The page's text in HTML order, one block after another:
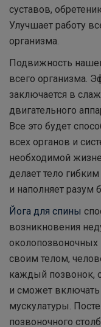
суставов,
Улучшает работу
организма.
Подвижность
всего организма.
заключается в
двигательного
Все это будет
всех органов и
необходимой
делает тело
и наполняет разум
Йога для спины
возникновения
своим телом,
каждый позвонок,
и сможет
мускулатуры.
позвоночного